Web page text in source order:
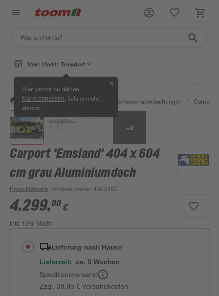
Mein Markt: Troisdorf
Hier kannst du deinen
Markt anpassen , falls er nicht
stimmt.
✕
/ Garten & Freizeit / Carports & Terrassenüberdachungen / Carports
+2
Carport 'Emsland' 404 x 604
cm grau Aluminiumdach
Produktdetails | Artikelnummer:4302407
4.299,00 €
inkl. 19% MwSt.
Lieferung nach Hause
Lieferzeit: ca. 5 Wochen
Speditionsversand
Zzgl. 39,95 € Versandkosten